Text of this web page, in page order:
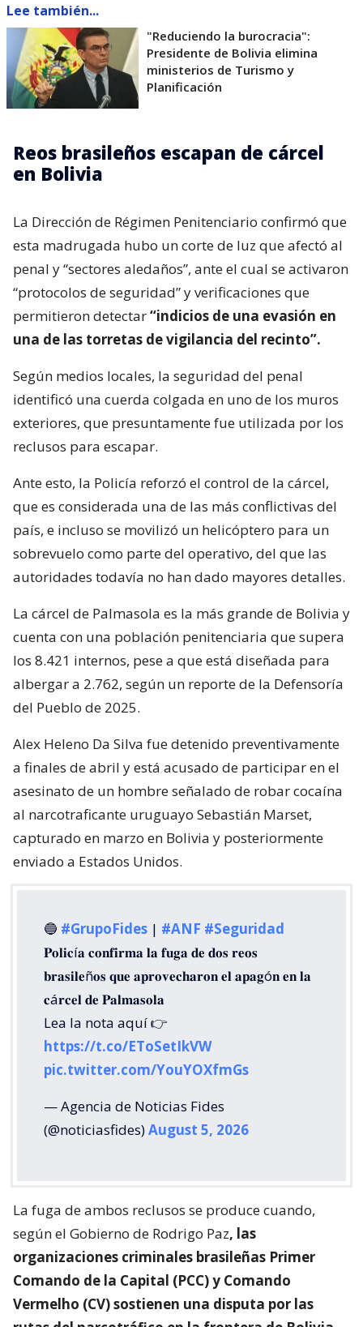
Lee también...
"Reduciendo la burocracia":
Presidente de Bolivia elimina
ministerios de Turismo y
Planificación
Reos brasileños escapan de cárcel
en Bolivia
La Dirección de Régimen Penitenciario confirmó que
esta madrugada hubo un corte de luz que afectó al
penal y “sectores aledaños”, ante el cual se activaron
“protocolos de seguridad” y verificaciones que
permitieron detectar“indicios de una evasión en
una de las torretas de vigilancia del recinto”.
Según medios locales, la seguridad del penal
identificó una cuerda colgada en uno de los muros
exteriores, que presuntamente fue utilizada por los
reclusos para escapar.
Ante esto, la Policía reforzó el control de la cárcel,
que es considerada una de las más conflictivas del
país, e incluso se movilizó un helicóptero para un
sobrevuelo como parte del operativo, del que las
autoridades todavía no han dado mayores detalles.
La cárcel de Palmasola es la más grande de Bolivia y
cuenta con una población penitenciaria que supera
los 8.421 internos, pese a que está diseñada para
albergar a 2.762, según un reporte de la Defensoría
del Pueblo de 2025.
Alex Heleno Da Silva fue detenido preventivamente
a finales de abril y está acusado de participar en el
asesinato de un hombre señalado de robar cocaína
al narcotraficante uruguayo Sebastián Marset,
capturado en marzo en Bolivia y posteriormente
enviado a Estados Unidos.
🔵 #GrupoFides | #ANF #Seguridad
𝐏𝐨𝐥𝐢𝐜í𝐚 𝐜𝐨𝐧𝐟𝐢𝐫𝐦𝐚 𝐥𝐚 𝐟𝐮𝐠𝐚 𝐝𝐞 𝐝𝐨𝐬 𝐫𝐞𝐨𝐬
𝐛𝐫𝐚𝐬𝐢𝐥𝐞ñ𝐨𝐬 𝐪𝐮𝐞 𝐚𝐩𝐫𝐨𝐯𝐞𝐜𝐡𝐚𝐫𝐨𝐧 𝐞𝐥 𝐚𝐩𝐚𝐠ó𝐧 𝐞𝐧 𝐥𝐚
𝐜á𝐫𝐜𝐞𝐥 𝐝𝐞 𝐏𝐚𝐥𝐦𝐚𝐬𝐨𝐥𝐚
Lea la nota aquí 👉
https://t.co/EToSetIkVW
pic.twitter.com/YouYOXfmGs
— Agencia de Noticias Fides
(@noticiasfides)August 5, 2026
La fuga de ambos reclusos se produce cuando,
según el Gobierno de Rodrigo Paz, las
organizaciones criminales brasileñas Primer
Comando de la Capital (PCC) y Comando
Vermelho (CV) sostienen una disputa por las